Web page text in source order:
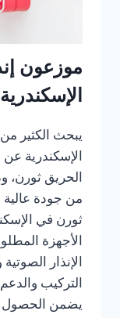
موزعون
الإسكندرية
يبحث الكثير
الإسكندرية عن
الحريق ثورن،
من جودة عالية
ثورن في
الأجهزة
الإنذار
التركيب
يضمن الحصول